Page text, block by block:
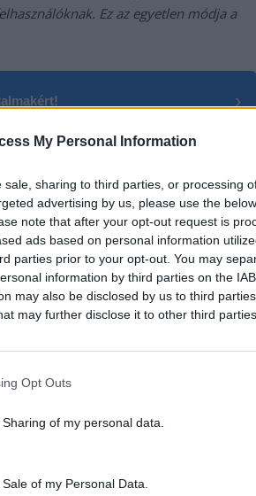
My Personal Information
sale, sharing to third parties, or processing
advertising by us, please use the
note that after your opt-out request is
ads based on personal information
parties prior to your opt-out. You may
information by third parties on the
may also be disclosed by us to third
may further disclose it to other third parties.
Opt Outs
of my personal data.
of my Personal Data.
Ez az egyetlen módja a
›
Érdekelnek a legfrissebb hírek az e-
az elektromosság és a